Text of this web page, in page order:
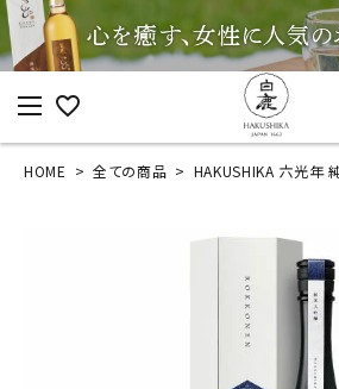
favorite_border
ログイン 新規会員登録
HOME 全ての商品 HAKUSHIKA 六光年